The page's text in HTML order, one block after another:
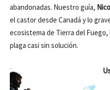
abandonadas. Nuestro guía,
el castor desde Canadá y lo
ecosistema de Tierra del
plaga casi sin solución.